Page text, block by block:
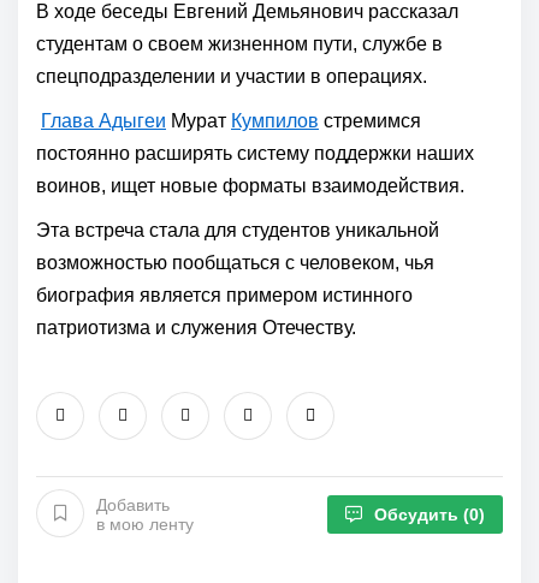
В ходе беседы Евгений Демьянович рассказал
студентам о своем жизненном пути, службе в
спецподразделении и участии в операциях.
Глава Адыгеи Мурат Кумпилов стремимся
постоянно расширять систему поддержки наших
воинов, ищет новые форматы взаимодействия.
Эта встреча стала для студентов уникальной
возможностью пообщаться с человеком, чья
биография является примером истинного
патриотизма и служения Отечеству.
Добавить
в мою ленту
Обсудить (0)